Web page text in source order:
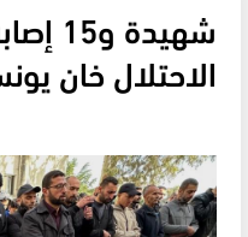
الاحتلال خان